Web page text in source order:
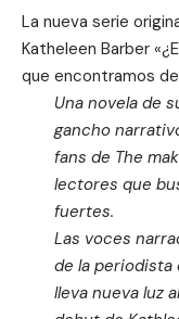
La nueva serie
Katheleen Barber
que encontramos
Una novela de
gancho
fans de The
lectores que
fuertes.
Las voces
de la periodista
lleva nueva luz